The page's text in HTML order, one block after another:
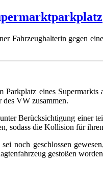
Fahrzeughalterin gegen
eines
des VW zusammen.
Berücksichtigung
sodass die Kollision für
noch geschlossen
gestoßen